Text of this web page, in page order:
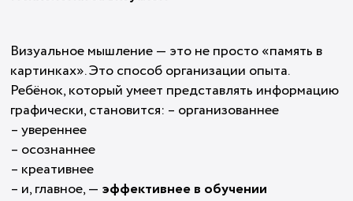
Визуальное мышление — это не просто «память в
картинках». Это способ организации опыта.
Ребёнок, который умеет представлять информацию
графически, становится: – организованнее
– увереннее
– осознаннее
– креативнее
– и, главное, — эффективнее в обучении